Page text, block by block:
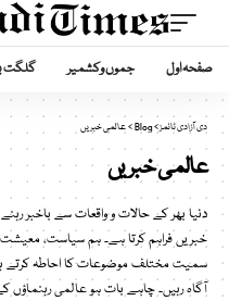
صفحہ اول جموں وکشمیر گلگت
دی آزادی ٹائمز>
Blog
>عالمی خبریں
عالمی خبریں
دنیا بھر کے حالات و واقعات سے باخبر
خبریں فراہم کرتا ہے۔ ہم سیاست،
سمیت مختلف موضوعات کا احاطہ کرتے
آگاہ رہیں۔ چاہے بات ہو عالمی رہنماؤں